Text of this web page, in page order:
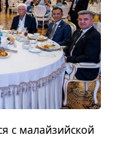
с малайзийской